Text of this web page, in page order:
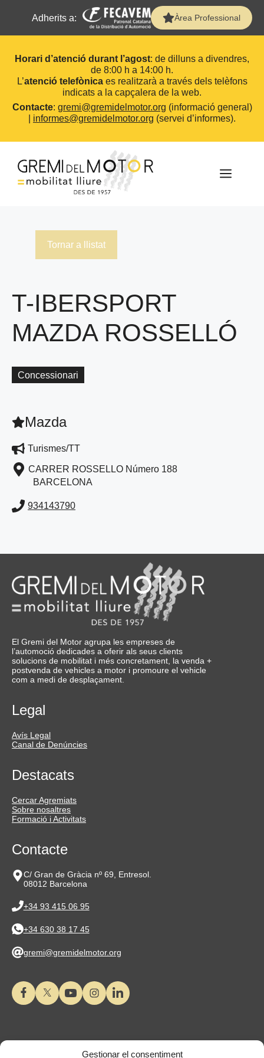
Gestionar el consentiment
Adherits a: Àrea Professional
Horari d’atenció durant l’agost: de dilluns a divendres,
de 8:00 h a 14:00 h.
L’atenció telefònicaes realitzarà a través dels telèfons
indicats a la capçalera de la web.
Contacte: gremi@gremidelmotor.org (informació general)
informes@gremidelmotor.org (servei d’informes).
contingut
Tornar a llistat
T-IBERSPORT
MAZDA ROSSELLÓ
Concessionari
Mazda
Turismes/TT
CARRER ROSSELLO Número 188
BARCELONA
934143790
El Gremi del Motor agrupa les empreses de
l’automoció dedicades a oferir als seus clients
solucions de mobilitat i més concretament, la venda +
postvenda de vehicles a motor i promoure el vehicle
com a medi de desplaçament.
Legal
Avís Legal
Canal de Denúncies
Destacats
Cercar Agremiats
Sobre nosaltres
Formació i Activitats
Contacte
C/ Gran de Gràcia nº 69, Entresol.
08012 Barcelona
+34 93 415 06 95
+34 630 38 17 45
gremi@gremidelmotor.org